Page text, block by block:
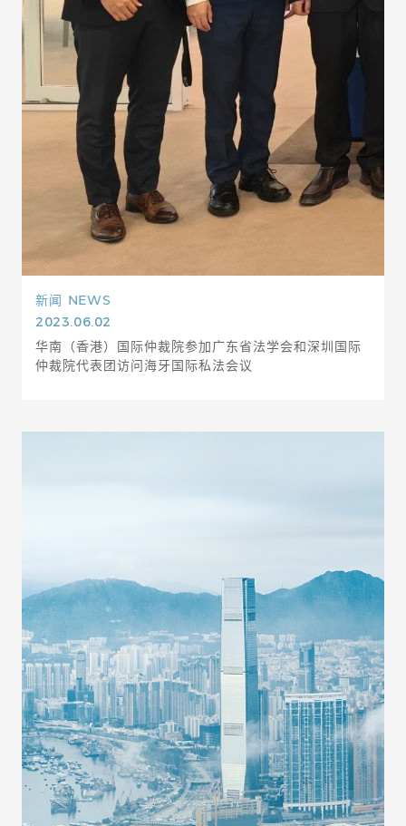
新闻 NEWS
2023.06.02
华南（香港）国际仲裁院参加广东省法学会和深圳国际
仲裁院代表团访问海牙国际私法会议